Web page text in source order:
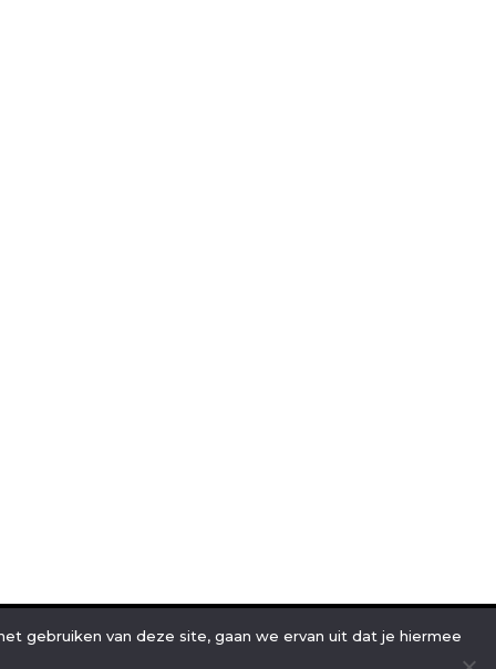
gebruiken van deze site, gaan we ervan uit dat je hiermee